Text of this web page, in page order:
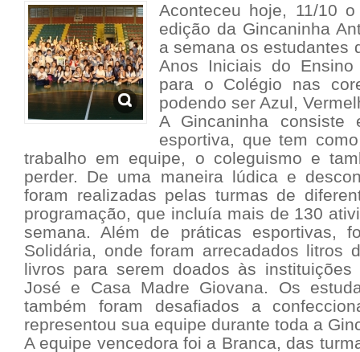
Aconteceu hoje, 11/10
edição da Gincaninha
a semana os estudantes
Anos Iniciais do Ensino
para o Colégio nas
podendo ser Azul,
A Gincaninha consiste
esportiva, que tem
trabalho em equipe, o coleguismo e
perder. De uma maneira lúdica e
foram realizadas pelas turmas de
programação, que incluía mais de 130
semana. Além de práticas esportivas,
Solidária, onde foram arrecadados litros
livros para serem doados às
José e Casa Madre Giovana. Os
também foram desafiados a
representou sua equipe durante toda a
A equipe vencedora foi a Branca, das